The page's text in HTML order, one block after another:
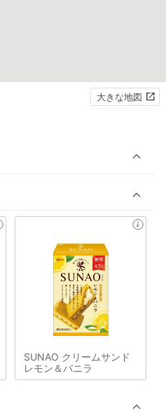
大きな地図
SUNAO クリームサンド
レモン＆バニラ